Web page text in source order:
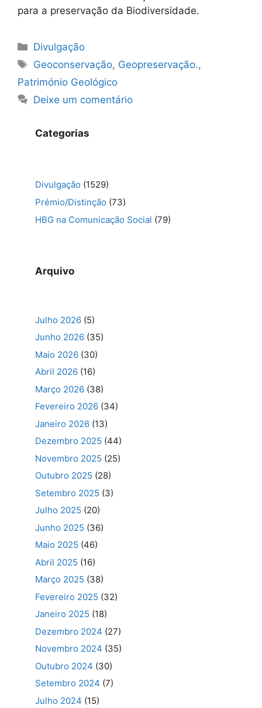
para a preservação da Biodiversidade.
Categorias
Divulgação
Etiquetas
Geoconservação, Geopreservação.,
Património Geológico
Deixe um comentário
Categorias
Divulgação (1529)
Prémio/Distinção (73)
HBG na Comunicação Social (79)
Arquivo
Julho 2026 (5)
Junho 2026 (35)
Maio 2026 (30)
Abril 2026 (16)
Março 2026 (38)
Fevereiro 2026 (34)
Janeiro 2026 (13)
Dezembro 2025 (44)
Novembro 2025 (25)
Outubro 2025 (28)
Setembro 2025 (3)
Julho 2025 (20)
Junho 2025 (36)
Maio 2025 (46)
Abril 2025 (16)
Março 2025 (38)
Fevereiro 2025 (32)
Janeiro 2025 (18)
Dezembro 2024 (27)
Novembro 2024 (35)
Outubro 2024 (30)
Setembro 2024 (7)
Julho 2024 (15)